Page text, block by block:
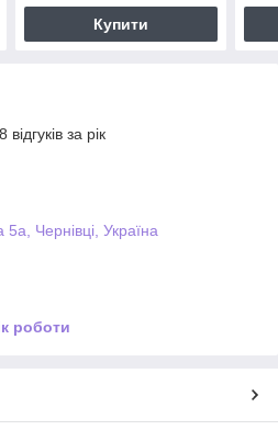
Купити
за рік
Чернівці, Україна
роботи